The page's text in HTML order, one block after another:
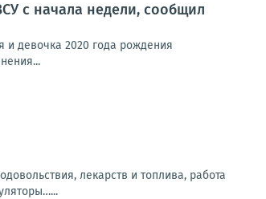
с начала недели, сообщил
и девочка 2020 года рождения
лекарств и топлива, работа